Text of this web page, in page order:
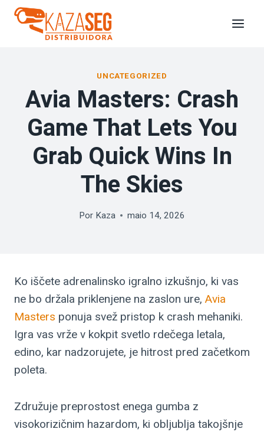
UNCATEGORIZED
Avia Masters: Crash
Game That Lets You
Grab Quick Wins In
The Skies
Por Kaza maio 14, 2026
Ko iščete adrenalinsko igralno izkušnjo, ki vas
ne bo držala priklenjene na zaslon ure, Avia
Masters ponuja svež pristop k crash mehaniki.
Igra vas vrže v kokpit svetlo rdečega letala,
edino, kar nadzorujete, je hitrost pred začetkom
poleta.
Združuje preprostost enega gumba z
visokorizičnim hazardom, ki obljublja takojšnje